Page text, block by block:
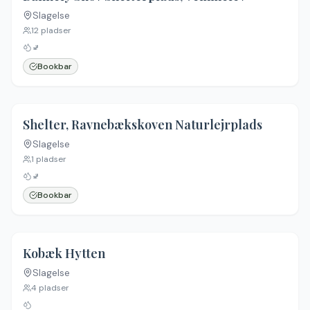
Ingen billeder
Slagelse
12 pladser
🚽
Bookbar
Ingen billeder
4.5
Shelter, Ravnebækskoven Naturlejrplads
Slagelse
1 pladser
🚽
Bookbar
Ingen billeder
Kobæk Hytten
Slagelse
4 pladser